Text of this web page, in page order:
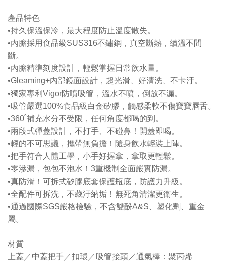
產品特色
•持久保溫保冷，最大程度防止溫度散失。
•內膽採用食品級SUS316不鏽鋼，真空斷熱，續溫不間
斷。
•內膽精準刻度設計，輕鬆掌握日常飲水量。
•Gleaming+內部鏡面設計，超光滑、好清洗、不卡汙。
•獨家專利Vigor防噴吸管，溫水不噴，倒放不漏。
•吸管嚴選100%食品級白金矽膠，觸感柔軟不傷寶寶唇舌。
•360˚補充水分不受限，任何角度都喝的到。
•兩段式彈蓋設計，不打手、不碰鼻！開蓋即喝。
•輕的不可思議，攜帶無負擔！隨身飲水輕裝上陣。
•把手符合人體工學，小手好握拿，拿取更輕鬆。
•零滲漏，包包不泡水！3重機制全面嚴實防漏。
•真防滑！可拆式矽膠底套保護瓶底，防護力升級。
•全配件可拆洗，不藏汙納垢！無死角清潔更衛生。
•通過國際SGS嚴格檢驗，不含雙酚A&S、塑化劑、重金
屬。
材質
上蓋／中蓋把手／扣環／吸管接頭／通氣棒：聚丙烯